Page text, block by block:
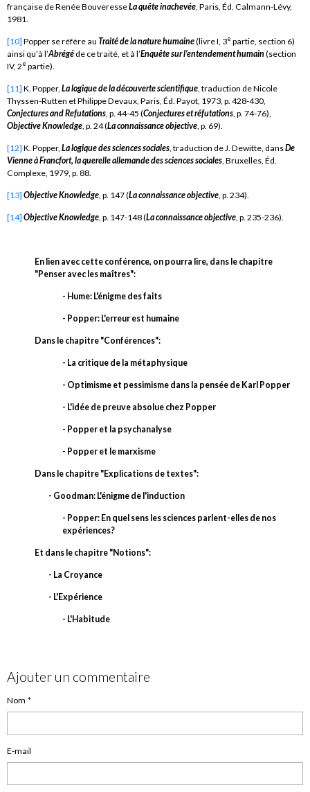
française de Renée BouveresseLa quête inachevée, Paris, Éd. Calmann-Lévy,
1981.
[10] Popper se réfère au Traité de la nature humaine(livre I, 3e partie, section 6)
ainsi qu’à l’Abrégéde ce traité, et à l’Enquête sur l’entendement humain (section
IV, 2e partie).
[11] K. Popper, La logique de la découverte scientifique, traduction de Nicole
Thyssen-Rutten et Philippe Devaux, Paris, Éd. Payot, 1973, p. 428-430,
Conjectures and Refutations, p. 44-45 (Conjectures et réfutations, p. 74-76),
Objective Knowledge, p. 24 (La connaissance objective, p. 69).
[12] K. Popper, La logique des sciences sociales, traduction de J. Dewitte, dansDe
Vienne à Francfort, la querelle allemande des sciences sociales, Bruxelles, Éd.
Complexe, 1979, p. 88.
[13] Objective Knowledge, p. 147 (La connaissance objective, p. 234).
[14] Objective Knowledge, p. 147-148 (La connaissance objective, p. 235-236).
En lien avec cette conférence, on pourra lire, dans le chapitre
"Penser avec les maîtres":
- Hume: L'énigme des faits
- Popper: L'erreur est humaine
Dans le chapitre "Conférences":
- La critique de la métaphysique
- Optimisme et pessimisme dans la pensée de Karl Popper
- L'idée de preuve absolue chez Popper
- Popper et la psychanalyse
- Popper et le marxisme
Dans le chapitre "Explications de textes":
- Goodman: L'énigme de l'induction
- Popper: En quel sens les sciences parlent-elles de nos
expériences?
Et dans le chapitre "Notions":
- La Croyance
- L'Expérience
- L'Habitude
Ajouter un commentaire
Nom
E-mail